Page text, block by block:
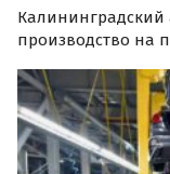
Калининградский
производство на
«Автотора»
производства